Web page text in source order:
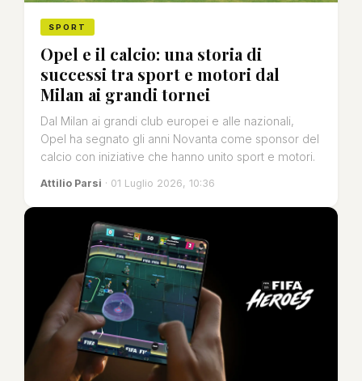
SPORT
Opel e il calcio: una storia di
successi tra sport e motori dal
Milan ai grandi tornei
Dal Milan ai grandi club europei e alle nazionali,
Opel ha segnato gli anni Novanta come sponsor del
calcio con iniziative che hanno unito sport e motori.
Attilio Parsi · 01 Luglio 2026, 10:36